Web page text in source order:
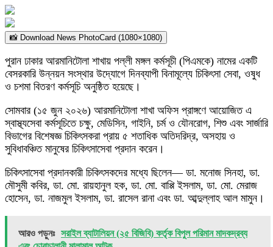
📸 Download News PhotoCard (1080×1080)
পুরান ঢাকার আরমানিটোলা শাখায় পল্লী মঙ্গল কর্মসূচী (পিএমকে) নামের একটি
বেসরকারি উন্নয়ন সংস্থার উদ্যোগে দিনব্যাপী বিনামূল্যে চিকিৎসা সেবা, ওষুধ
ও চশমা বিতরণ কর্মসূচি অনুষ্ঠিত হয়েছে।
সোমবার (১৫ জুন ২০২৬) আরমানিটোলা শাখা অফিস প্রাঙ্গণে আয়োজিত এ
স্বাস্থ্যসেবা কর্মসূচিতে চক্ষু, মেডিসিন, গাইনি, চর্ম ও যৌনরোগ, শিশু এবং সার্জারি
বিভাগের বিশেষজ্ঞ চিকিৎসকরা প্রায় ৫ শতাধিক অতিদরিদ্র, অসহায় ও
সুবিধাবঞ্চিত মানুষের চিকিৎসাসেবা প্রদান করেন।
চিকিৎসাসেবা প্রদানকারী চিকিৎসকদের মধ্যে ছিলেন— ডা. মনোজ সিনহা, ডা.
মৌসুমী কবির, ডা. মো. রায়হানুল হক, ডা. মো. বাপ্পি ইসলাম, ডা. মো. মেরাজ
হোসেন, ডা. নাজমুল ইসলাম, ডা. রাসেল রানা এবং ডা. আব্দুল্লাহ আল মামুন।
আরও পড়ুনঃ সরাইল ব্যাটালিয়ন (২৫ বিজিবি) কর্তৃক বিপুল পরিমান মাদকদ্রব্য